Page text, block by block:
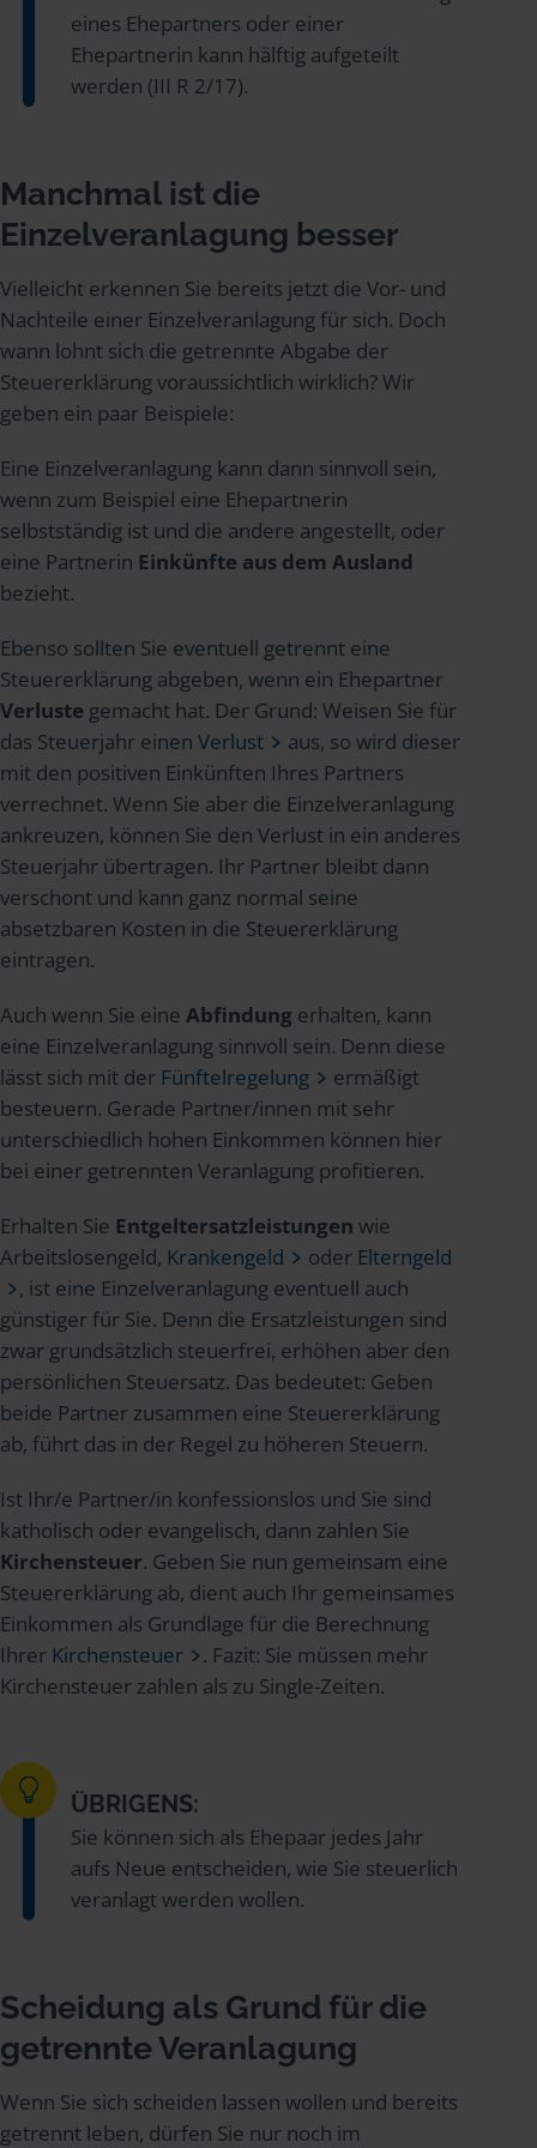
eines Ehepartners oder einer
Ehepartnerin kann hälftig aufgeteilt
werden (III R 2/17).
Manchmal ist die
Einzelveranlagung besser
Vielleicht erkennen Sie bereits jetzt die Vor- und
Nachteile einer Einzelveranlagung für sich. Doch
wann lohnt sich die getrennte Abgabe der
Steuererklärung voraussichtlich wirklich? Wir
geben ein paar Beispiele:
Eine Einzelveranlagung kann dann sinnvoll sein,
wenn zum Beispiel eine Ehepartnerin
selbstständig ist und die andere angestellt, oder
eine Partnerin Einkünfte aus dem Ausland
bezieht.
Ebenso sollten Sie eventuell getrennt eine
Steuererklärung abgeben, wenn ein Ehepartner
Verluste gemacht hat. Der Grund: Weisen Sie für
das Steuerjahr einen Verlust
aus, so wird dieser
mit den positiven Einkünften Ihres Partners
verrechnet. Wenn Sie aber die Einzelveranlagung
ankreuzen, können Sie den Verlust in ein anderes
Steuerjahr übertragen. Ihr Partner bleibt dann
verschont und kann ganz normal seine
absetzbaren Kosten in die Steuererklärung
eintragen.
Auch wenn Sie eine Abfindung erhalten, kann
eine Einzelveranlagung sinnvoll sein. Denn diese
lässt sich mit der Fünftelregelung
ermäßigt
besteuern. Gerade Partner/innen mit sehr
unterschiedlich hohen Einkommen können hier
bei einer getrennten Veranlagung profitieren.
Erhalten Sie Entgeltersatzleistungen wie
Arbeitslosengeld, Krankengeld oder Elterngeld
, ist eine Einzelveranlagung eventuell auch
günstiger für Sie. Denn die Ersatzleistungen sind
zwar grundsätzlich steuerfrei, erhöhen aber den
persönlichen Steuersatz. Das bedeutet: Geben
beide Partner zusammen eine Steuererklärung
ab, führt das in der Regel zu höheren Steuern.
Ist Ihr/e Partner/in konfessionslos und Sie sind
katholisch oder evangelisch, dann zahlen Sie
Kirchensteuer. Geben Sie nun gemeinsam eine
Steuererklärung ab, dient auch Ihr gemeinsames
Einkommen als Grundlage für die Berechnung
Ihrer Kirchensteuer
. Fazit: Sie müssen mehr
Kirchensteuer zahlen als zu Single-Zeiten.
ÜBRIGENS:
Sie können sich als Ehepaar jedes Jahr
aufs Neue entscheiden, wie Sie steuerlich
veranlagt werden wollen.
Scheidung als Grund für die
getrennte Veranlagung
Wenn Sie sich scheiden lassen wollen und bereits
getrennt leben, dürfen Sie nur noch im